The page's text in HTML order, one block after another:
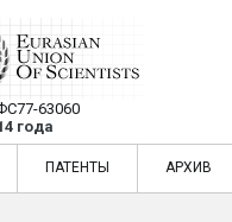
—
63060
года
научных статей в
ПАТЕНТЫ АРХИВ